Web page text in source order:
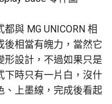
與 MG UNICORN 相
後相當有魄力，當然它
形設計，不過如果只是
下時只有一片白，沒什
、上墨線，完成後看起